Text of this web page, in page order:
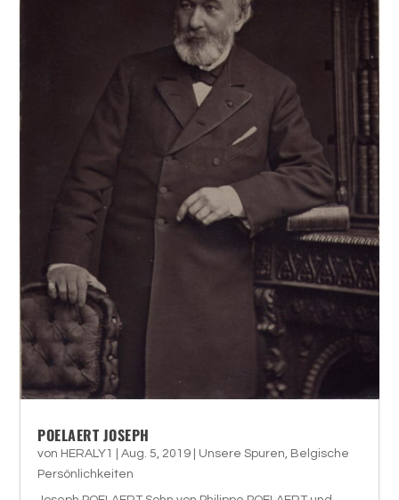
POELAERT JOSEPH
von HERALY1 |Aug. 5, 2019 Unsere Spuren, Belgische
Persönlichkeiten